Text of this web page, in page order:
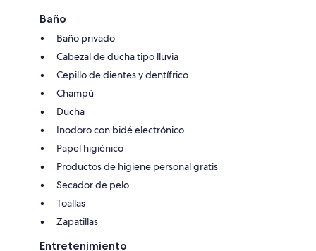
Baño
Baño privado
Cabezal de ducha tipo lluvia
Cepillo de dientes y dentífrico
Champú
Ducha
Inodoro con bidé electrónico
Papel higiénico
Productos de higiene personal gratis
Secador de pelo
Toallas
Zapatillas
Entretenimiento